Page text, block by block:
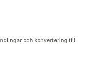
och konvertering till